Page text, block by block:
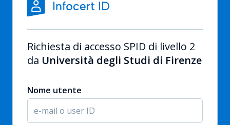
Richiesta di accesso SPID di livello 2
da Università degli Studi di Firenze
Nome utente